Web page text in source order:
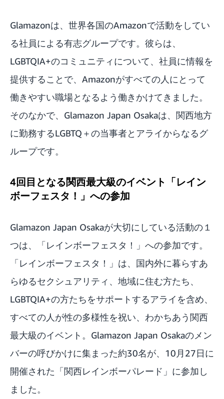
Glamazonは、世界各国のAmazonで活動をしてい
る社員による有志グループです。彼らは、
LGBTQIA+のコミュニティについて、社員に情報を
提供することで、Amazonがすべての人にとって
働きやすい職場となるよう働きかけてきました。
そのなかで、Glamazon Japan Osakaは、関西地方
に勤務するLGBTQ＋の当事者とアライからなるグ
ループです。
4回目となる関西最大級のイベント「レイン
ボーフェスタ！」への参加
Glamazon Japan Osakaが大切にしている活動の１
つは、「レインボーフェスタ！」への参加です。
「レインボーフェスタ！」 は、国内外に暮らすあ
らゆるセクシュアリティ、地域に住む方たち、
LGBTQIA+の方たちをサポートするアライを含め、
すべての人が性の多様性を祝い、わかちあう関西
最大級のイベント。Glamazon Japan Osakaのメン
バーの呼びかけに集まった約30名が、10月27日に
開催された「関西レインボーパレード」に参加し
ました。